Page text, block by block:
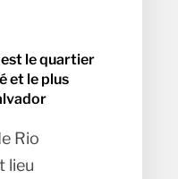
le quartier
et le plus
Rio
lieu